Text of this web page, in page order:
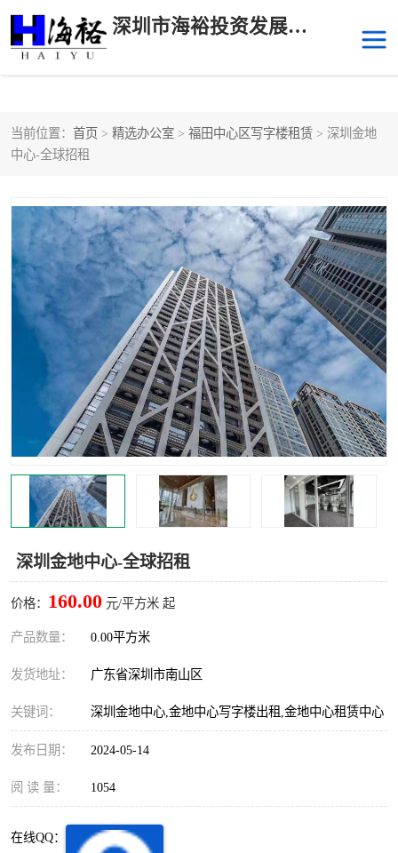
深圳市海裕投资发展有限公司
当前位置： 首页 > 精选办公室 > 福田中心区写字楼租赁 > 深圳金地
中心-全球招租
深圳金地中心-全球招租
价格： 160.00 元/平方米 起
产品数量： 0.00平方米
发货地址： 广东省深圳市南山区
关键词： 深圳金地中心,金地中心写字楼出租,金地中心租赁中心
发布日期： 2024-05-14
阅 读 量： 1054
在线QQ：
后海
前海 深圳湾科技生态园
福田中心区写字楼租赁 宝安中心区
深圳宝安 福田车公庙
罗湖水贝 南山南油
龙华 罗湖区
宝安区 西乡
兴东 石岩
车公庙
中心区
南山区 西丽
深圳超级总部基地 后海